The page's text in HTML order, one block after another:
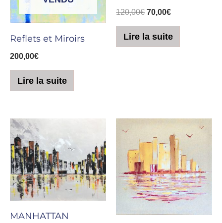
Reflets et Miroirs
200,00€
Lire la suite
120,00€ 70,00€
Lire la suite
MANHATTAN